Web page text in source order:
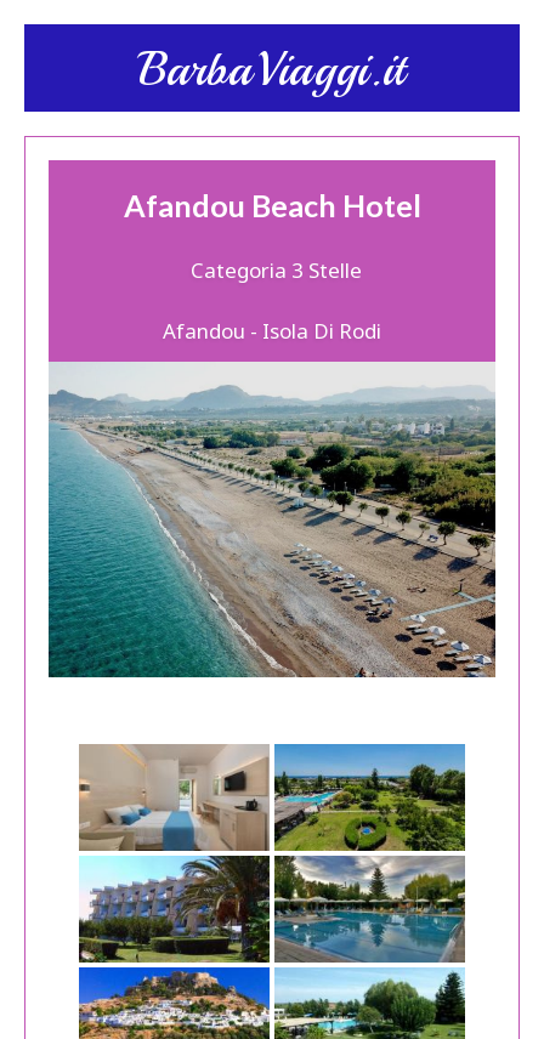
BarbaViaggi.it
Afandou Beach Hotel
Categoria 3 Stelle
Afandou - Isola Di Rodi